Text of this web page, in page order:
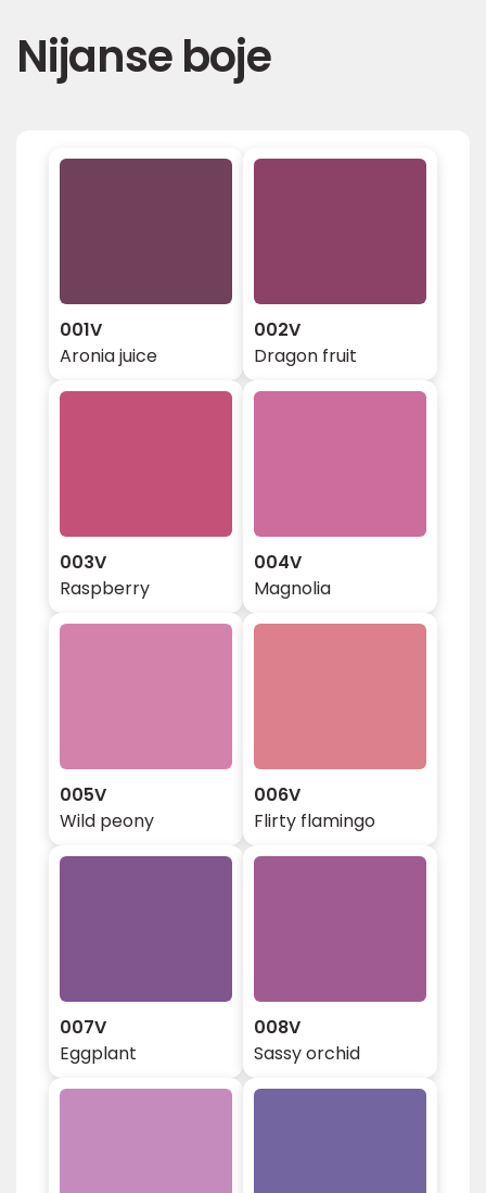
Nijanse boje
001V
Aronia juice
002V
Dragon fruit
003V
Raspberry
004V
Magnolia
005V
Wild peony
006V
Flirty flamingo
007V
Eggplant
008V
Sassy orchid